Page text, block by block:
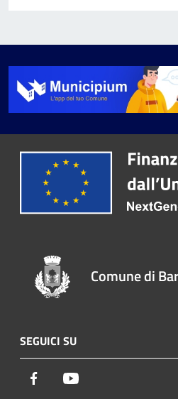
Comune di
SEGUICI SU
Facebook